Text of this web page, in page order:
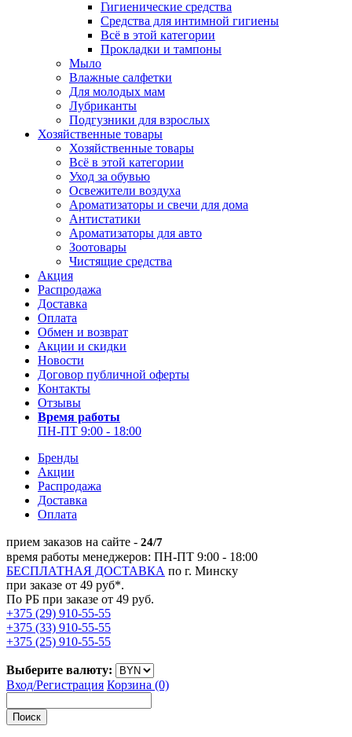
Гигиенические средства
Средства для интимной гигиены
Всё в этой категории
Прокладки и тампоны
Мыло
Влажные салфетки
Для молодых мам
Лубриканты
Подгузники для взрослых
Хозяйственные товары
Хозяйственные товары
Всё в этой категории
Уход за обувью
Освежители воздуха
Ароматизаторы и свечи для дома
Антистатики
Ароматизаторы для авто
Зоотовары
Чистящие средства
Акция
Распродажа
Доставка
Оплата
Обмен и возврат
Акции и скидки
Новости
Договор публичной оферты
Контакты
Отзывы
Время работы
ПН-ПТ 9:00 - 18:00
Бренды
Акции
Распродажа
Доставка
Оплата
прием заказов на сайте - 24/7
время работы менеджеров: ПН-ПТ 9:00 - 18:00
БЕСПЛАТНАЯ ДОСТАВКА по г. Минску
при заказе от 49 руб*.
По РБ при заказе от 49 руб.
+375 (29) 910-55-55
+375 (33) 910-55-55
+375 (25) 910-55-55
Выберите валюту:
Вход/Регистрация Корзина (0)
Поиск